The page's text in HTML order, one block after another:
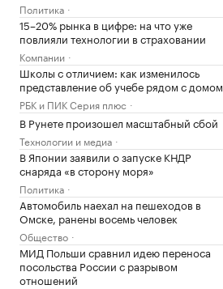
Политика
15–20% рынка в цифре: на что уже
повлияли технологии в страховании
Компании
Школы с отличием: как изменилось
представление об учебе рядом с домом
РБК и ПИК Серия плюс
В Рунете произошел масштабный сбой
Технологии и медиа
В Японии заявили о запуске КНДР
снаряда «в сторону моря»
Политика
Автомобиль наехал на пешеходов в
Омске, ранены восемь человек
Общество
МИД Польши сравнил идею переноса
посольства России с разрывом
отношений